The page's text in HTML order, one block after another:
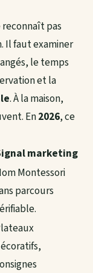
reconnaît pas
Il faut examiner
le temps
et la
. À la maison,
En2026, ce
marketing
Montessori
parcours